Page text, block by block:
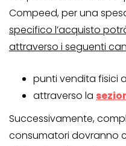
Compeed, per una
specifico l’acquisto
attraverso i seguenti
punti vendita fisici
attraverso la
Successivamente,
consumatori dovranno